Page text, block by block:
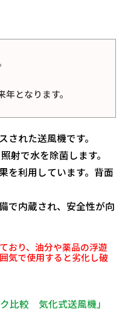
となります。
れた送風機です。
射で水を除菌します。
を利用しています。背面
で内蔵され、安全性が向
おり、油分や薬品の浮遊
気で使用すると劣化し破
ク比較 気化式送風機」